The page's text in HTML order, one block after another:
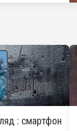
: смартфон